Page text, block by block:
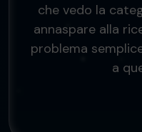
che vedo la
annaspare alla
problema
a